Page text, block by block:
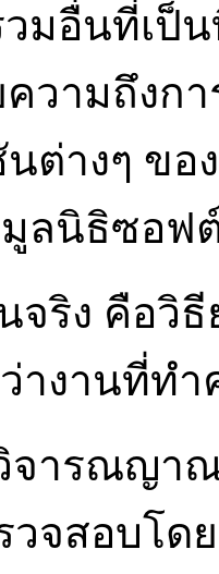
มอื่นที่เป็
วามถึงก
ต่างๆ ขอ
ลนิธิซอฟต์
จริง คือวิ
างานที่ทำ
จารณญา
วจสอบโ